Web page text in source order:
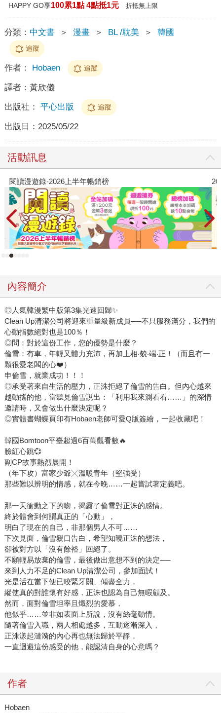
HAPPY GO享100累1點 4點抵1元 折抵無上限
分類： 中文書 ＞ 漫畫 ＞ BL /耽美 ＞ 韓國
追蹤
作者： Hobaen 追蹤
譯者： 黃欣儀
出版社： 平心出版 追蹤
出版日： 2025/05/22
活動訊息
閱讀漫遊錄-2026上半年暢銷榜
內容簡介
◎人氣韓漫繁中版第3集光速回歸✨
Clean Up清潔公司將迎來重量級新成員──不只服務滿分，我們的
心動指數絕對也是100％！
◎問：對於這份工作，您的優勢是什麼？
倫雪：有車，年輕又體力充沛，再加上相‧貌‧端‧正！（而且有一
顆很愛老闆的心❤️）
申倫雪，就業成功！！！
◎承受著來自生活的壓力，正洙拒絕了倫雪的告白。但內心越來
越動搖的他，當聽見倫雪說出：「利用我來測看看……」的深情
邀請時，又會做出什麼決定呢？
◎實體書蝴蝶頁印有Hobaen老師可愛Q版簽繪，一起收藏吧！
韓國Bomtoon平臺超過6百萬觀看數🔥
臉紅心跳💞
副CP故事熱烈展開！
（年下攻）富家少爺╳溫暖青年（堅強受）
那些難以辨明的情感，就在今晚……一起嘗試著定義吧。
那一天衝動之下的吻，揭露了倫雪對正洙的感情。
終於體會到何謂真正的「心動」，
明白了現在的自己，非那個男人不可……
下次見面，倫雪親口告白，希望知曉正洙的想法，
卻被對方以「沒有餘裕」回絕了。
不願輕易放棄的倫雪，最後做出意想不到的決定──
來到人力不足的Clean Up清潔公司，參加面試！
光是活在當下便已咬緊牙關、傾盡全力，
縱使真的對誰懷有好感，正洙也認為自己無暇顧及。
然而，面對倫雪坦率且熾烈的愛慕，
他似乎……並非如表面上所說，沒有絲毫動情。
隨著倫雪入職，兩人相處越多，互動逐漸深入，
正洙漾起漣漪的內心再也無法歸於平靜，
一直迴避這份感受的他，能認清自身的心意嗎？
作者
Hobaen